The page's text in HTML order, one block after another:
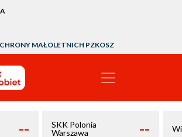
MAŁOLETNICH PZKOSZ
--
SKK Polonia
Warszawa
--